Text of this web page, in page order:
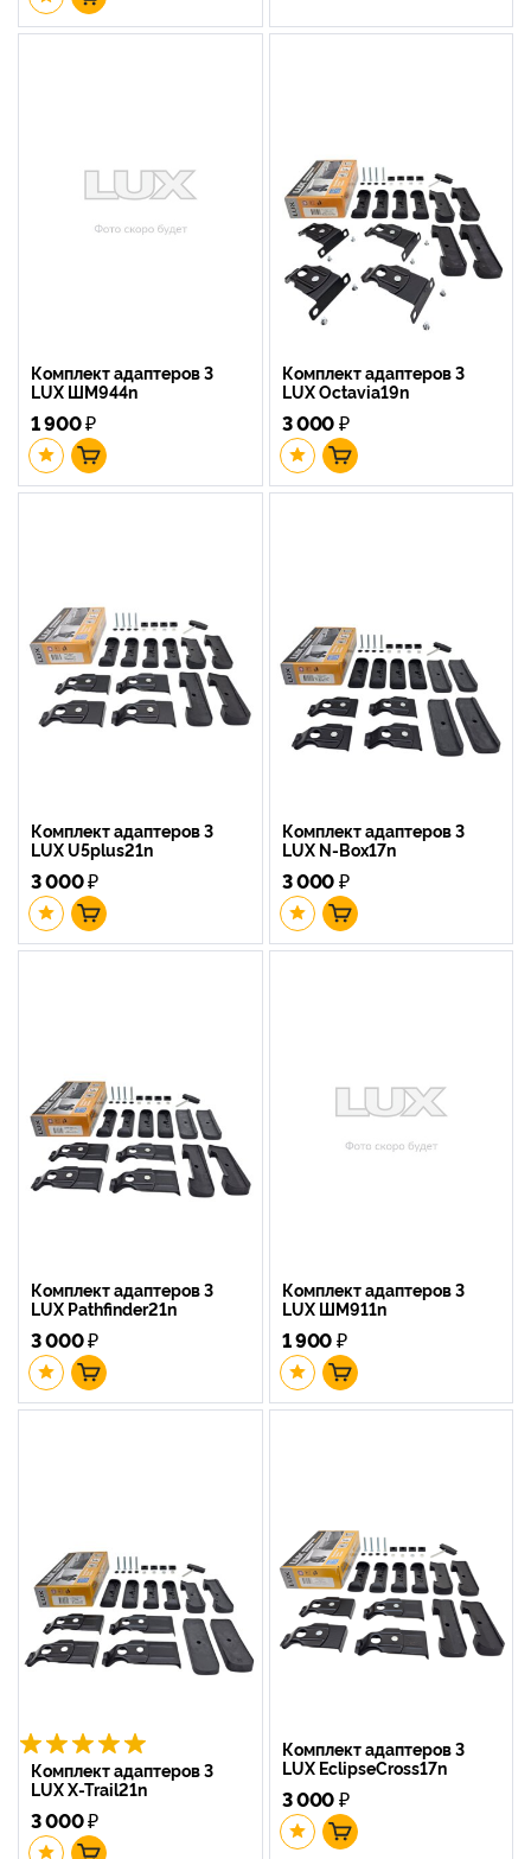
Комплект адаптеров 3
LUX ШМ944n
1 900₽
Комплект адаптеров 3
LUX Octavia19n
3 000₽
Комплект адаптеров 3
LUX U5plus21n
3 000₽
Комплект адаптеров 3
LUX N-Box17n
3 000₽
Комплект адаптеров 3
LUX Pathfinder21n
3 000₽
Комплект адаптеров 3
LUX ШМ911n
1 900₽
Комплект адаптеров 3
LUX X-Trail21n
3 000₽
Комплект адаптеров 3
LUX EclipseCross17n
3 000₽